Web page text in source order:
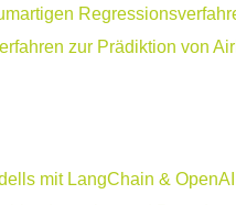
zur Prädiktion von
mit LangChain & OpenAI